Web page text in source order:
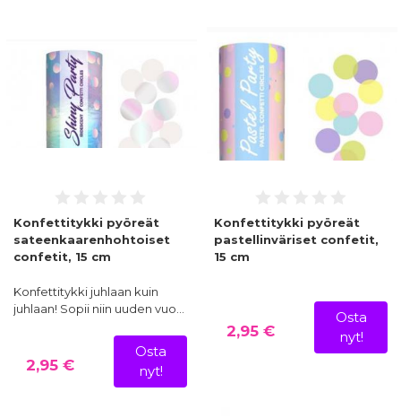
Konfettitykki pyöreät
sateenkaarenhohtoiset
confetit, 15 cm
Konfettitykki juhlaan kuin
juhlaan! Sopii niin uuden vuo…
2,95 €
Osta
nyt!
Konfettitykki pyöreät
pastellinväriset confetit,
15 cm
2,95 €
Osta
nyt!